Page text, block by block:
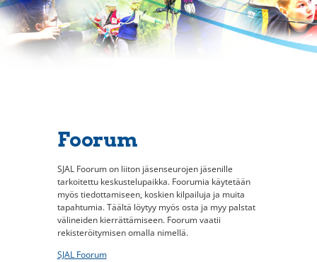
Foorum
SJAL Foorum on liiton jäsenseurojen jäsenille
tarkoitettu keskustelupaikka. Foorumia käytetään
myös tiedottamiseen, koskien kilpailuja ja muita
tapahtumia. Täältä löytyy myös osta ja myy palstat
välineiden kierrättämiseen. Foorum vaatii
rekisteröitymisen omalla nimellä.
SJAL Foorum